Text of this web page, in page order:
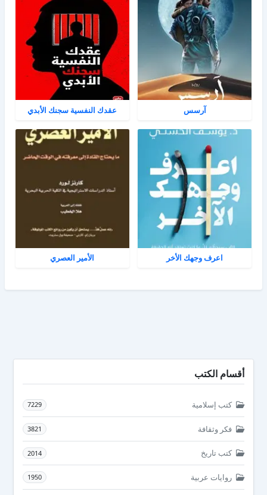
آرسس عقدك النفسية سجنك الأبدي
اعرف وجهك الأخر الأمير العصري
أقسام الكتب
كتب إسلامية 7229
فكر وثقافة 3821
كتب تاريخ 2014
روايات عربية 1950